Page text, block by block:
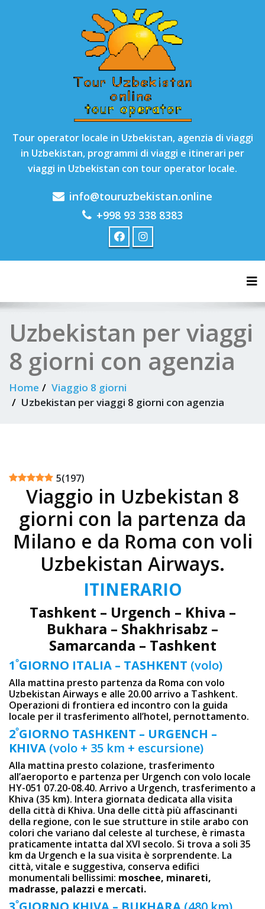
Tour operator locale in Uzbekistan, agenzia di viaggi
in Uzbekistan, programmi di viaggi e itinerari per
viaggi in Uzbekistan con tour operator locale.
info@touruzbekistan.online
+998 93 338 8383
Uzbekistan per viaggi
8 giorni con agenzia
Home
Viaggio 8 giorni
Uzbekistan per viaggi 8 giorni con agenzia
5(197)
Viaggio in Uzbekistan 8
giorni con la partenza da
Milano e da Roma con voli
Uzbekistan Airways.
ITINERARIO
Tashkent – Urgench – Khiva –
Bukhara – Shakhrisabz –
Samarcanda – Tashkent
1ºGIORNO ITALIA – TASHKENT (volo)
Alla mattina presto partenza da Roma con volo
Uzbekistan Airways e alle 20.00 arrivo a Tashkent.
Operazioni di frontiera ed incontro con la guida
locale per il trasferimento all’hotel, pernottamento.
2ºGIORNO TASHKENT – URGENCH –
KHIVA (volo + 35 km + escursione)
Alla mattina presto colazione, trasferimento
all’aeroporto e partenza per Urgench con volo locale
HY-051 07.20-08.40. Arrivo a Urgench, trasferimento a
Khiva (35 km). Intera giornata dedicata alla visita
della città di Khiva. Una delle città più affascinanti
della regione, con le sue strutture in stile arabo con
colori che variano dal celeste al turchese, è rimasta
praticamente intatta dal XVI secolo. Si trova a soli 35
km da Urgench e la sua visita è sorprendente. La
città, vitale e suggestiva, conserva edifici
monumentali bellissimi: moschee, minareti,
madrasse, palazzi e mercati.
º